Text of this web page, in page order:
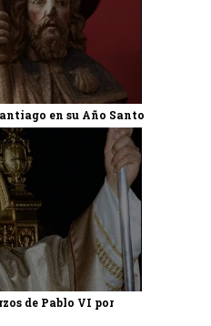
en su Año Santo
de Pablo VI por